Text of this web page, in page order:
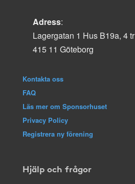
Adress:
Lagergatan 1 Hus B19a, 4 tr
415 11 Göteborg
Kontakta oss
FAQ
Läs mer om Sponsorhuset
Privacy Policy
Registrera ny förening
Hjälp och frågor